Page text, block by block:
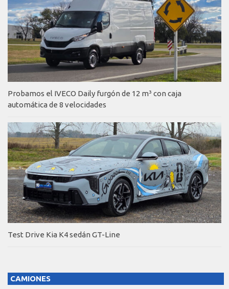
Probamos el IVECO Daily furgón de 12 m³ con caja
automática de 8 velocidades
Test Drive Kia K4 sedán GT-Line
CAMIONES